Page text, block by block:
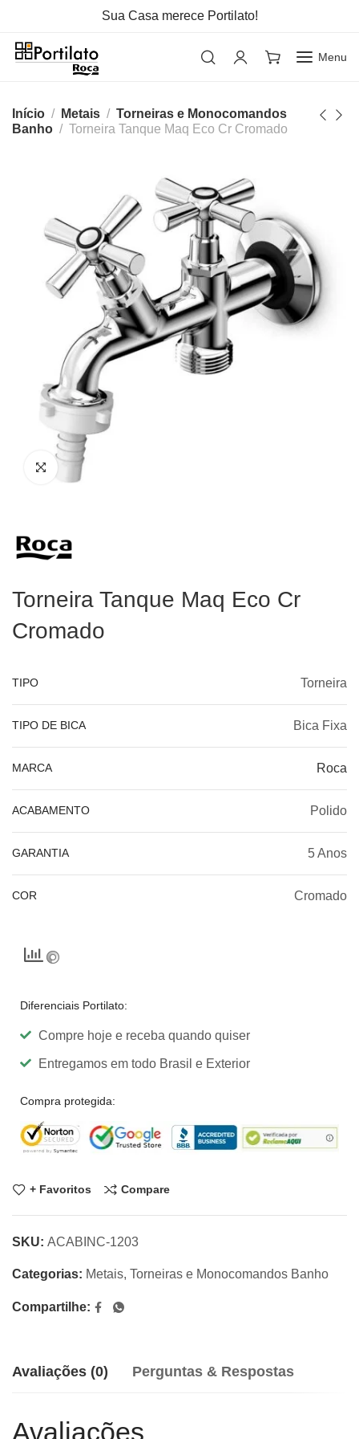
Sua Casa merece Portilato!
Menu
Início Metais
Torneiras e Monocomandos
Banho
Torneira Tanque Maq Eco Cr Cromado
Torneira Tanque Maq Eco Cr
Cromado
TIPO Torneira
TIPO DE BICA Bica Fixa
MARCA Roca
ACABAMENTO Polido
GARANTIA 5 Anos
COR Cromado
Diferenciais Portilato:
Compre hoje e receba quando quiser
Entregamos em todo Brasil e Exterior
Compra protegida:
+ Favoritos Compare
SKU: ACABINC-1203
Categorias: Metais, Torneiras e Monocomandos Banho
Compartilhe:
Avaliações (0) Perguntas & Respostas
Avaliações